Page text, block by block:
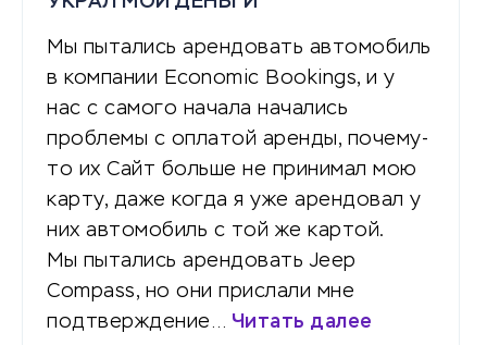
Мы пытались арендовать автомобиль
в компании Economic Bookings, и у
нас с самого начала начались
проблемы с оплатой аренды, почему-
то их Сайт больше не принимал мою
карту, даже когда я уже арендовал у
них автомобиль с той же картой.
Мы пытались арендовать Jeep
Compass, но они прислали мне
подтверждение… Читать далее